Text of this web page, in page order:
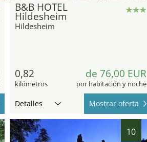
B&B HOTEL
Hildesheim
Hildesheim
0,82
kilómetros
de 76,00 EUR
por habitación y noche
Detalles Mostrar oferta
10